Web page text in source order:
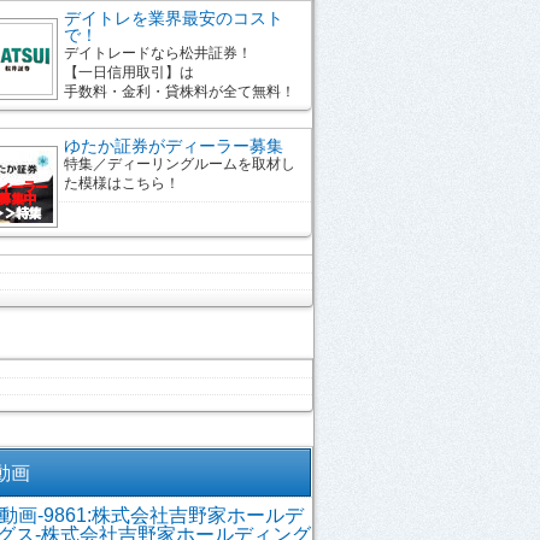
デイトレを業界最安のコスト
で！
デイトレードなら松井証券！
【一日信用取引】は
手数料・金利・貸株料が全て無料！
ゆたか証券がディーラー募集
特集／ディーリングルームを取材し
た模様はこちら！
画